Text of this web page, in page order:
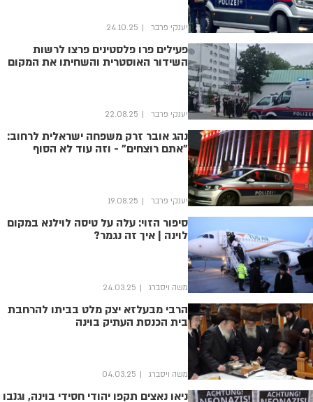
יענקי פרבר 24.10.25
פעילים פרו פלסטינים פרצו לרשות
השידור האוסטרית והשחיתו את המקום
יענקי פרבר 22.08.25
נהג אובר זרק משפחה ישראלית לרחוב:
"אתם רוצחים" - וזה עוד לא הסוף
יענקי פרבר 19.08.25
סיפור הזוי: עלה על טיסה לוילנא במקום
לוינה | איך זה נגמר?
משה ויסברג 24.03.25
הרבי מבעלזא יצק מלט בביתו להרחבת
בית הכנסת העתיק בוינה
משה ויסברג 04.03.25
ניאו נאצים תקפו יהודי חסידי בוינה, וגנבו